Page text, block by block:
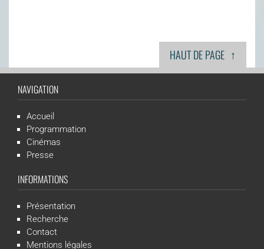
HAUT DE PAGE ↑
NAVIGATION
Accueil
Programmation
Cinémas
Presse
INFORMATIONS
Présentation
Recherche
Contact
Mentions légales